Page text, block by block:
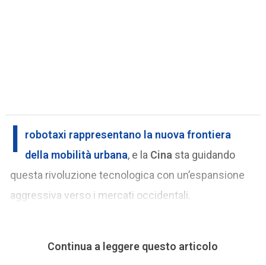
I robotaxi rappresentano la nuova frontiera
della mobilità urbana, e la Cina sta guidando
questa rivoluzione tecnologica con un’espansione
aggressiva verso i mercati occidentali.
Continua a leggere questo articolo